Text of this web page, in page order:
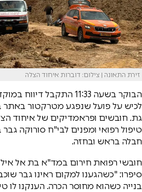
זירת התאונה | צילום: דוברות איחוד הצלה
הבוקר בשעה 11:33 התקבל
לכיש על פועל שנפגע מטרקטור באתר
גת. חובשים ופראמדיקים של איחוד
חבלה בראש ובחזה.
חובשי רפואת חירום במד"א בת אל
סיפרו: "כשהגענו למקום ראינו גבר
בנייה כשהוא מחוסר הכרה. הענקנו לו